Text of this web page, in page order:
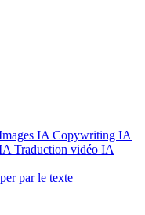
IA Copywriting IA
Traduction vidéo IA
par le texte